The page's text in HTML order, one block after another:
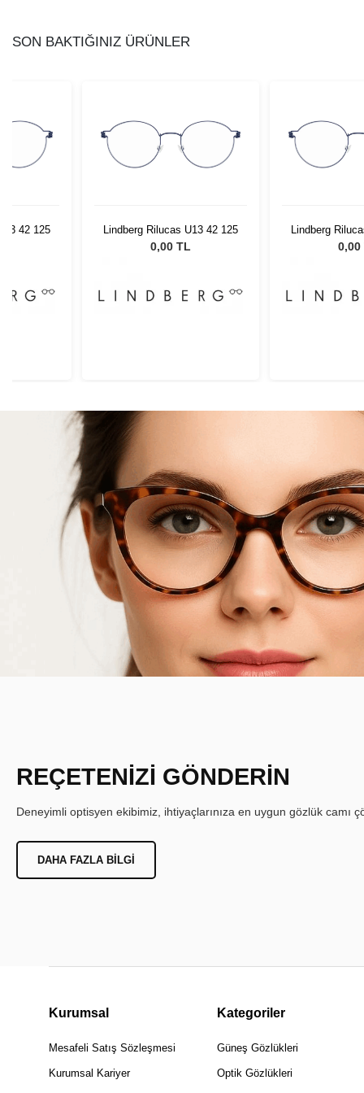
SON BAKTIĞINIZ ÜRÜNLER
42 125 Lindberg Rilucas U13 42 125
0,00 TL
Lindberg
0,00
REÇETENİZİ GÖNDERİN
Deneyimli optisyen ekibimiz, ihtiyaçlarınıza en uygun gözlük camı
DAHA FAZLA BILGI
Kurumsal
Mesafeli Satış Sözleşmesi
Kurumsal Kariyer
Kategoriler
Güneş Gözlükleri
Optik Gözlükleri